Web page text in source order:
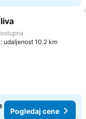
udaljenost 10.2 km
Pogledaj cene